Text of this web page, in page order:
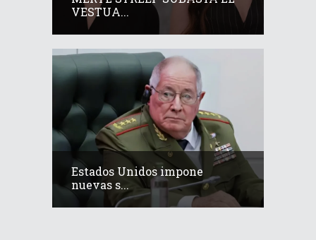
VESTUA...
Estados Unidos impone
nuevas s...